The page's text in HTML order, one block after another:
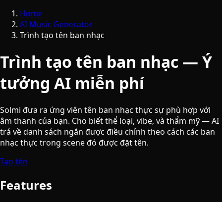
Home
AI Music Generator
Trình tạo tên ban nhạc
Trình tạo tên ban nhạc — Ý
tưởng AI miễn phí
Solmi đưa ra ứng viên tên ban nhạc thực sự phù hợp với
âm thanh của bạn. Cho biết thể loại, vibe, và thẩm mỹ — AI
trả về danh sách ngắn được điều chỉnh theo cách các ban
nhạc thực trong scene đó được đặt tên.
Tạo tên
Features